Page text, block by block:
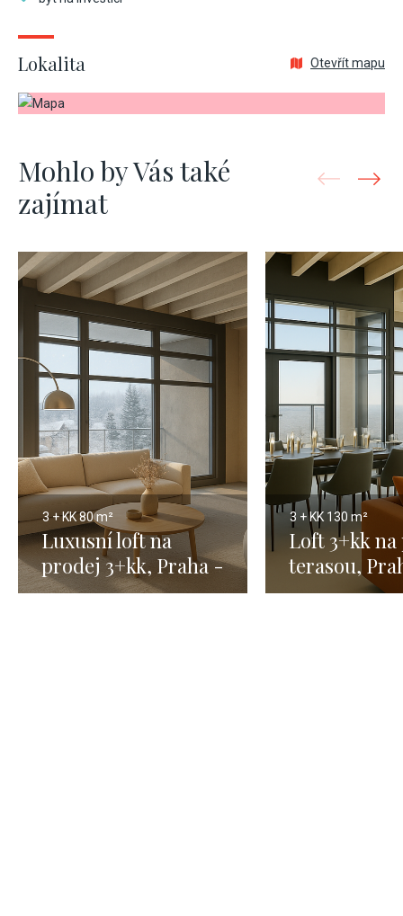
Lokalita Otevřít mapu
Mohlo by Vás také
zajímat
3 + KK80 m²
Luxusní loft na
prodej 3+kk, Praha -
80 m²
3 + KK 130 m²
Loft 3+kk
terasou,
m²